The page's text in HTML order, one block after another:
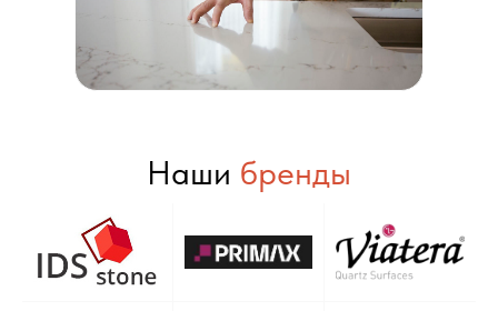
Наши бренды